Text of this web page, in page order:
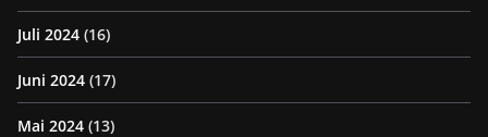
Juli 2024 (16)
Juni 2024 (17)
Mai 2024 (13)